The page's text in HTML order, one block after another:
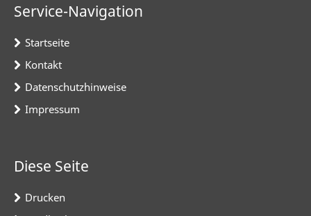
Service-Navigation
Startseite
Kontakt
Datenschutzhinweise
Impressum
Diese Seite
Drucken